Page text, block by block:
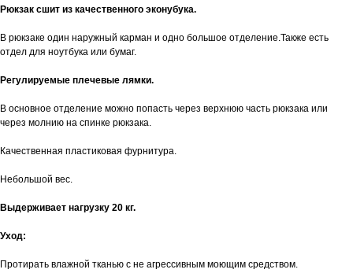
Рюкзак сшит из качественного эконубука.
В рюкзаке один наружный карман и одно большое отделение.Также есть
отдел для ноутбука или бумаг.
Регулируемые плечевые лямки.
В основное отделение можно попасть через верхнюю часть рюкзака или
через молнию на спинке рюкзака.
Качественная пластиковая фурнитура.
Небольшой вес.
Выдерживает нагрузку 20 кг.
Уход:
Протирать влажной тканью с не агрессивным моющим средством.